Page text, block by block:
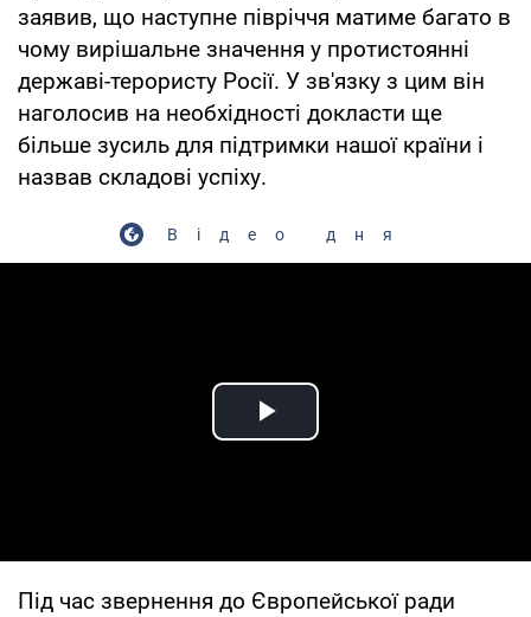
заявив, що наступне півріччя матиме багато в
чому вирішальне значення у протистоянні
державі-терористу Росії. У зв'язку з цим він
наголосив на необхідності докласти ще
більше зусиль для підтримки нашої країни і
назвав складові успіху.
Відео дня
Play Video
Під час звернення до Європейської ради